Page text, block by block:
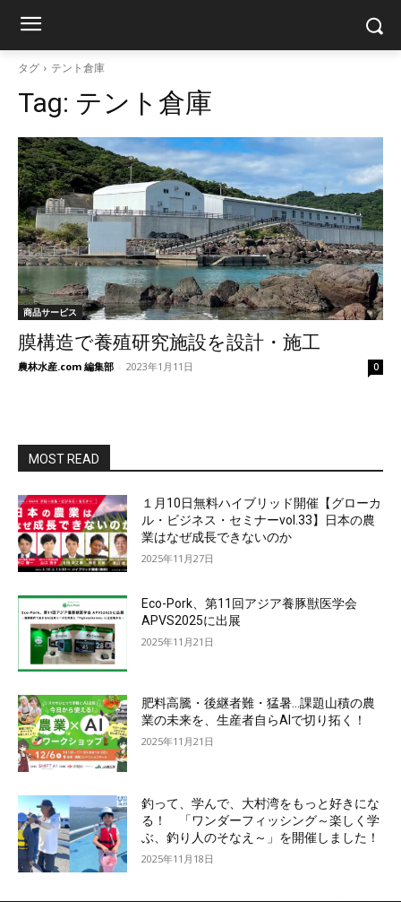
タグ テント倉庫
Tag: テント倉庫
商品サービス
膜構造で養殖研究施設を設計・施工
農林水産.com 編集部 - 2023年1月11日 0
MOST READ
１月10日無料ハイブリッド開催【グローカ
ル・ビジネス・セミナーvol.33】日本の農
業はなぜ成長できないのか
2025年11月27日
Eco-Pork、第11回アジア養豚獣医学会
APVS2025に出展
2025年11月21日
肥料高騰・後継者難・猛暑…課題山積の農
業の未来を、生産者自らAIで切り拓く！
2025年11月21日
釣って、学んで、大村湾をもっと好きにな
る！ 「ワンダーフィッシング～楽しく学
ぶ、釣り人のそなえ～」を開催しました！
2025年11月18日